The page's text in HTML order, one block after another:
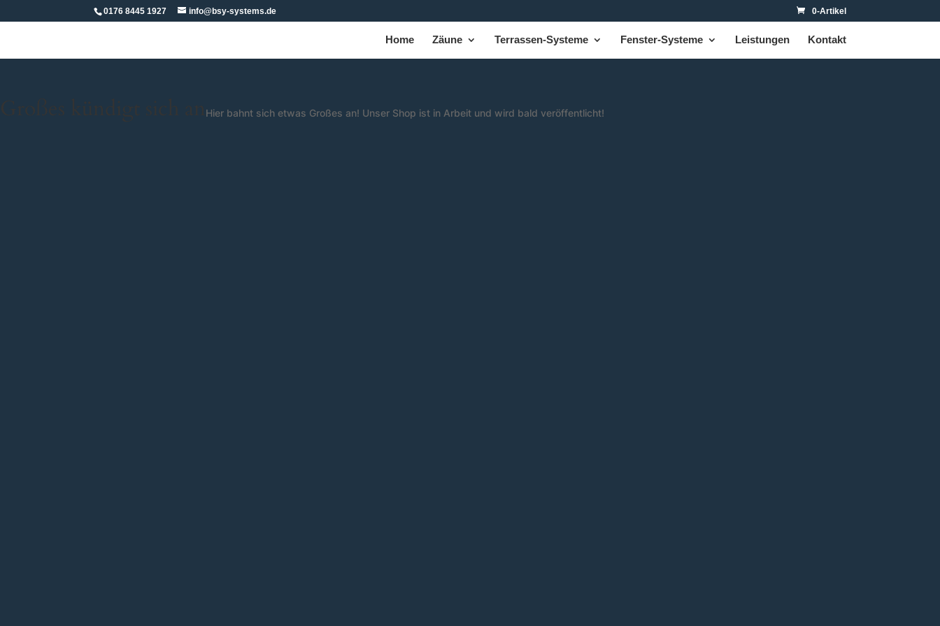
0176 8445 1927 info@bsy-systems.de 0-Artikel
Home Zäune Terrassen-Systeme Fenster-Systeme Leistungen Kontakt
Hier bahnt sich etwas Großes an! Unser Shop ist in Arbeit und wird bald veröffentlicht!